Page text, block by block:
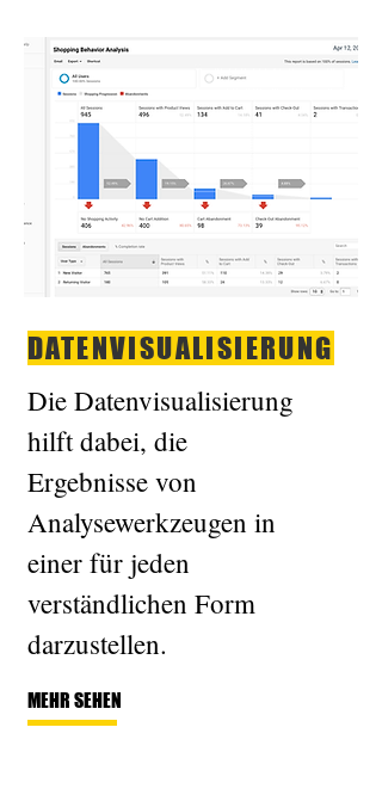
DATENVISUALISIERUNG
Die Datenvisualisierung
hilft dabei, die
Ergebnisse von
Analysewerkzeugen in
einer für jeden
verständlichen Form
darzustellen.
MEHR SEHEN